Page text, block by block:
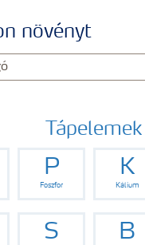
növényt
Tápelemek
P
Foszfor
K
Kálium
S B